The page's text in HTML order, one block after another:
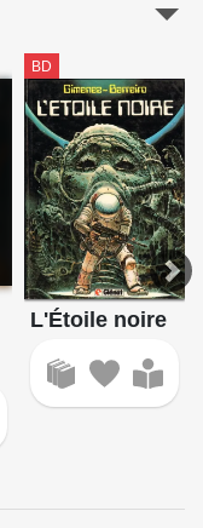
BD
L'Étoile noire